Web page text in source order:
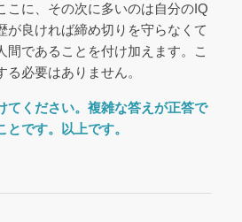
こに、その次に多いのは自分のIQ
が良ければ締め切りを守らなくて
間であることを付け加えます。こ
必要はありません。
てください。複雑な答えが正答で
とです。以上です。